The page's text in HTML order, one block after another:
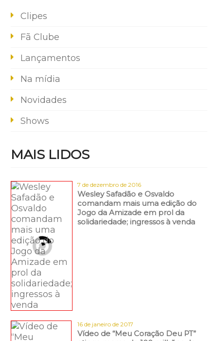
Clipes
Fã Clube
Lançamentos
Na mídia
Novidades
Shows
MAIS LIDOS
7 de dezembro de 2016
Wesley Safadão e Osvaldo
comandam mais uma edição do
Jogo da Amizade em prol da
solidariedade; ingressos à venda
16 de janeiro de 2017
Vídeo de “Meu Coração Deu PT”